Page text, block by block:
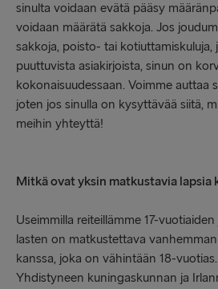
sinulta voidaan evätä pääsy
voidaan määrätä sakkoja. Jos
sakkoja, poisto- tai
puuttuvista asiakirjoista, sinun on
kokonaisuudessaan. Voimme auttaa
joten jos sinulla on kysyttävää siitä,
meihin yhteyttä!
Mitkä ovat yksin matkustavia lapsia
Useimmilla reiteillämme 17-
lasten on matkustettava
kanssa, joka on vähintään 18-vuotias.
Yhdistyneen kuningaskunnan ja